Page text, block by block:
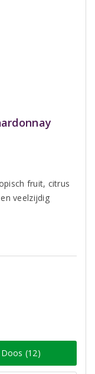
fruit, citrus
veelzijdig
Doos (12)